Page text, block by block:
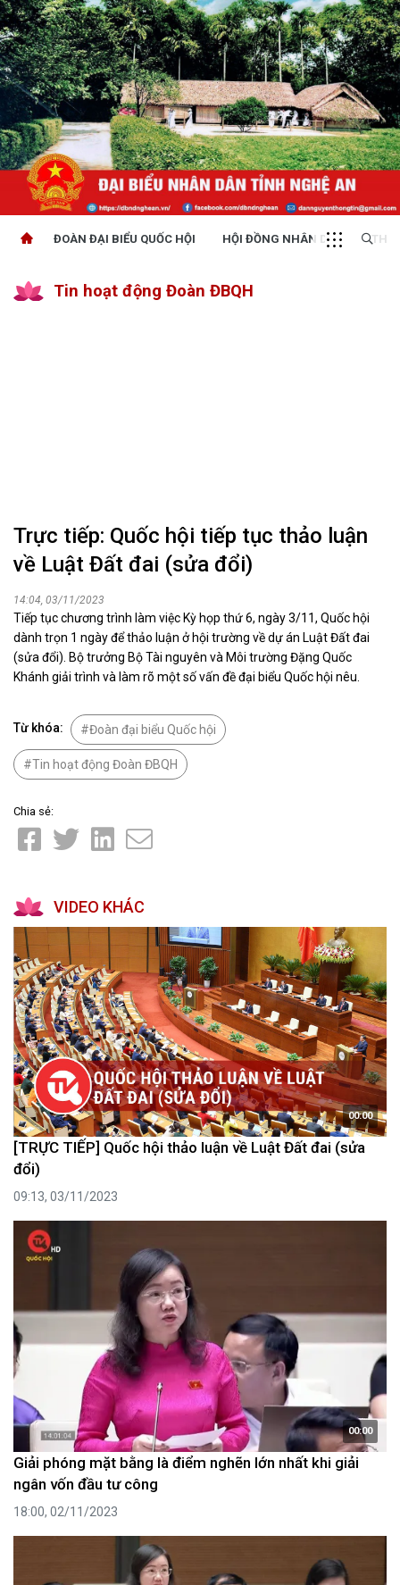
ĐOÀN ĐẠI BIỂU QUỐC HỘI HỘI ĐỒNG NHÂN DÂN
Tin hoạt động Đoàn ĐBQH
Trực tiếp: Quốc hội tiếp tục thảo luận
về Luật Đất đai (sửa đổi)
14:04, 03/11/2023
Tiếp tục chương trình làm việc Kỳ họp thứ 6, ngày 3/11, Quốc hội
dành trọn 1 ngày để thảo luận ở hội trường về dự án Luật Đất đai
(sửa đổi). Bộ trưởng Bộ Tài nguyên và Môi trường Đặng Quốc
Khánh giải trình và làm rõ một số vấn đề đại biểu Quốc hội nêu.
Từ khóa: Đoàn đại biểu Quốc hội
Tin hoạt động Đoàn ĐBQH
Chia sẻ:
VIDEO KHÁC
00:00
[TRỰC TIẾP] Quốc hội thảo luận về Luật Đất đai (sửa
đổi)
09:13, 03/11/2023
00:00
Giải phóng mặt bằng là điểm nghẽn lớn nhất khi giải
ngân vốn đầu tư công
18:00, 02/11/2023